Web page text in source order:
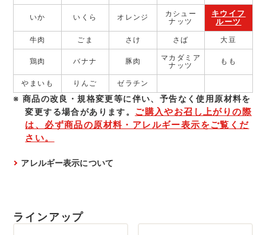
いか いくら オレンジ
カシュー
ナッツ
キウイフ
ルーツ
牛肉 ごま さけ さば 大豆
鶏肉 バナナ 豚肉
マカダミア
ナッツ
もも
やまいも りんご ゼラチン
商品の改良・規格変更等に伴い、予告なく使⽤原材料を
変更する場合があります。 ご購入やお召し上がりの際
は、必ず商品の原材料・アレルギー表示をご覧くだ
さい。
アレルギー表示について
ラインアップ